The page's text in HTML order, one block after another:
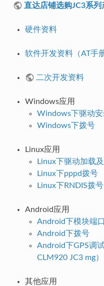
直达店铺选购JC3系列
硬件资料
软件开发资料（AT手
二次开发资料
Windows应用
Windows下驱动安
Windows下拨号
Linux应用
Linux下驱动加载
Linux下pppd拨号
Linux下RNDIS拨号
Android应用
Android下模块端
Android下拨号
Android下GPS调
CLM920 JC3 mg）
其他应用